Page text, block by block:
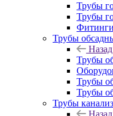
Трубы
Трубы
Трубы
Назад
Трубы
Трубы
Трубы
Трубы
Назад